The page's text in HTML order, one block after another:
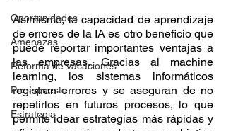
Oportunidades
Amenazas
Reforma de vacaciones
Presupuesto
Estrategia
Asimismo, la capacidad de aprendizaje
de errores de la IA es otro beneficio que
puede reportar importantes ventajas a
las empresas. Gracias al machine
learning, los sistemas informáticos
registran errores y se aseguran de no
repetirlos en futuros procesos, lo que
permite idear estrategias más rápidas y